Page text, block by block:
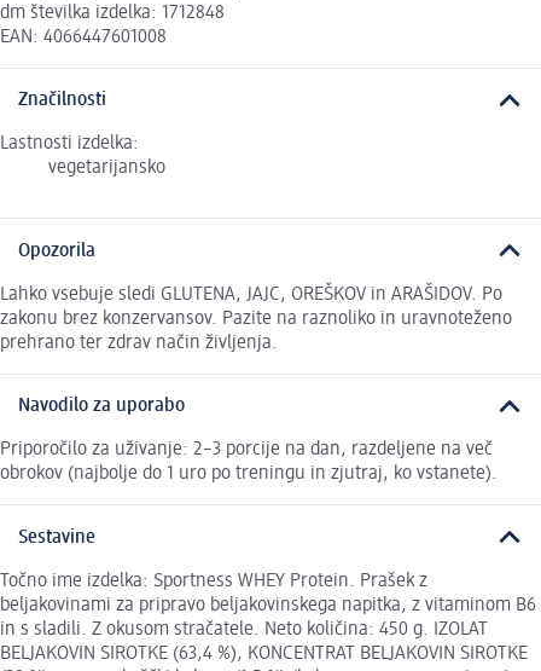
dm številka izdelka: 1712848
EAN: 4066447601008
Značilnosti
Lastnosti izdelka:
vegetarijansko
Opozorila
Lahko vsebuje sledi GLUTENA, JAJC, OREŠKOV in ARAŠIDOV. Po
zakonu brez konzervansov. Pazite na raznoliko in uravnoteženo
prehrano ter zdrav način življenja.
Navodilo za uporabo
Priporočilo za uživanje: 2–3 porcije na dan, razdeljene na več
obrokov (najbolje do 1 uro po treningu in zjutraj, ko vstanete).
Sestavine
Točno ime izdelka: Sportness WHEY Protein. Prašek z
beljakovinami za pripravo beljakovinskega napitka, z vitaminom B6
in s sladili. Z okusom stračatele. Neto količina: 450 g. IZOLAT
BELJAKOVIN SIROTKE (63,4 %), KONCENTRAT BELJAKOVIN SIROTKE